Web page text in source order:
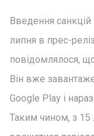
Введення
липня в прес-
повідомлялося,
Він вже
Google Play і
Таким чином, з 15